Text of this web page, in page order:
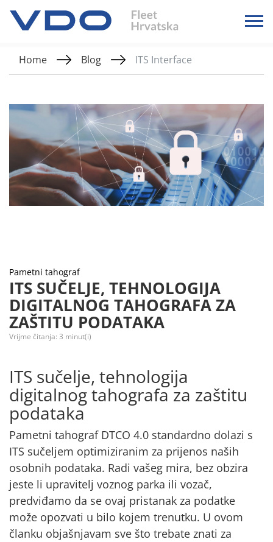
Home Blog ITS Interface
Pametni tahograf
ITS SUČELJE, TEHNOLOGIJA
DIGITALNOG TAHOGRAFA ZA
ZAŠTITU PODATAKA
Vrijme čitanja: 3 minut(i)
ITS sučelje, tehnologija
digitalnog tahografa za zaštitu
podataka
Pametni tahograf DTCO 4.0 standardno dolazi s
ITS sučeljem optimiziranim za prijenos naših
osobnih podataka. Radi vašeg mira, bez obzira
jeste li upravitelj voznog parka ili vozač,
predviđamo da se ovaj pristanak za podatke
može opozvati u bilo kojem trenutku. U ovom
članku objašnjavam sve što trebate znati za